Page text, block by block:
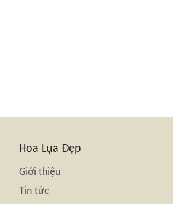
Hoa Lụa Đẹp
Giới thiệu
Tin tức